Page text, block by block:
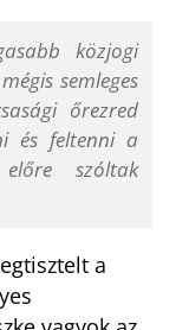
közjogi
semleges
őrezred
és feltenni a
szóltak
a